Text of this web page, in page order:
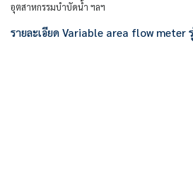
อุตสาหกรรมบำบัดน้ำ ฯลฯ
รายละเอียด Variable area flow meter